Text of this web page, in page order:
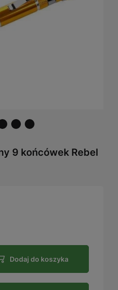
9 końcówek Rebel
Dodaj do koszyka